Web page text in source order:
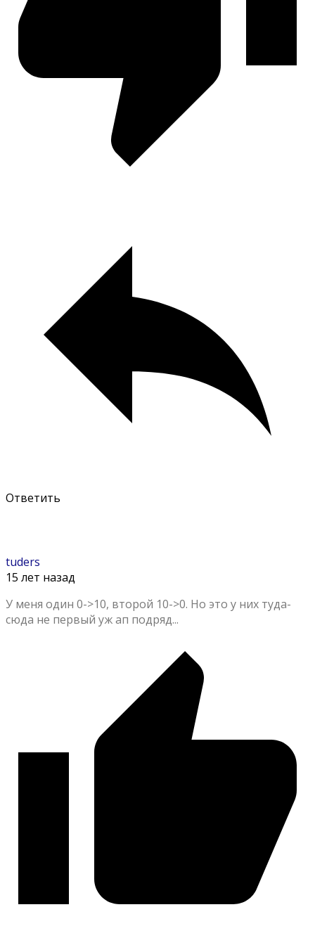
Ответить
tuders
15 лет назад
У меня один 0->10, второй 10->0. Но это у них туда-
сюда не первый уж ап подряд...